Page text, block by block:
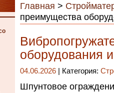
Главная >
преимущества
оборудования
04.06.2026 | Категория:
Шпунтовое